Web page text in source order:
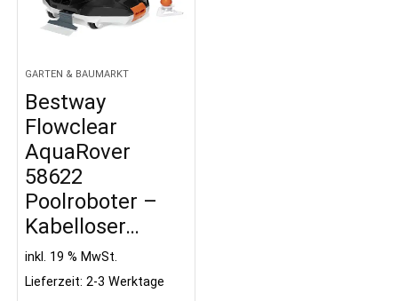
GARTEN & BAUMARKT
Bestway
Flowclear
AquaRover
58622
Poolroboter –
Kabelloser…
inkl. 19 % MwSt.
Lieferzeit:2-3 Werktage